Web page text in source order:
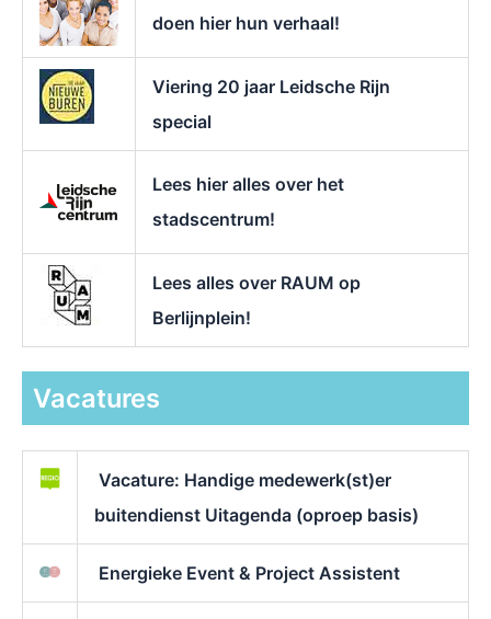
doen hier hun verhaal!
Viering 20 jaar Leidsche Rijn
special
Lees hier alles over het
stadscentrum!
Lees alles over RAUM op
Berlijnplein!
Vacatures
Vacature: Handige medewerk(st)er
buitendienst Uitagenda (oproep basis)
Energieke Event & Project Assistent